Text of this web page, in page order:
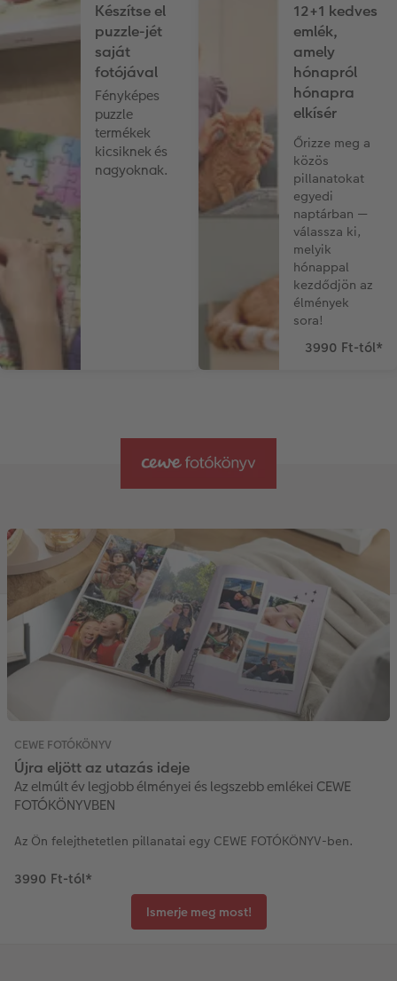
Készítse el
puzzle-jét
saját
fotójával
Fényképes
puzzle
termékek
kicsiknek és
nagyoknak.
12+1 kedves
emlék,
amely
hónapról
hónapra
elkísér
Őrizze meg a
közös
pillanatokat
egyedi
naptárban —
válassza ki,
melyik
hónappal
kezdődjön az
élmények
sora!
3990 Ft-tól*
CEWE FOTÓKÖNYV
Újra eljött az utazás ideje
Az elmúlt év legjobb élményei és legszebb emlékei CEWE
FOTÓKÖNYVBEN
Az Ön felejthetetlen pillanatai egy CEWE FOTÓKÖNYV-ben.
3990 Ft-tól*
Ismerje meg most!